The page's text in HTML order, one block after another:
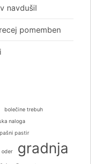
navdušil
pomemben
bolečine trebuh
naloga
pastir
oder gradnja